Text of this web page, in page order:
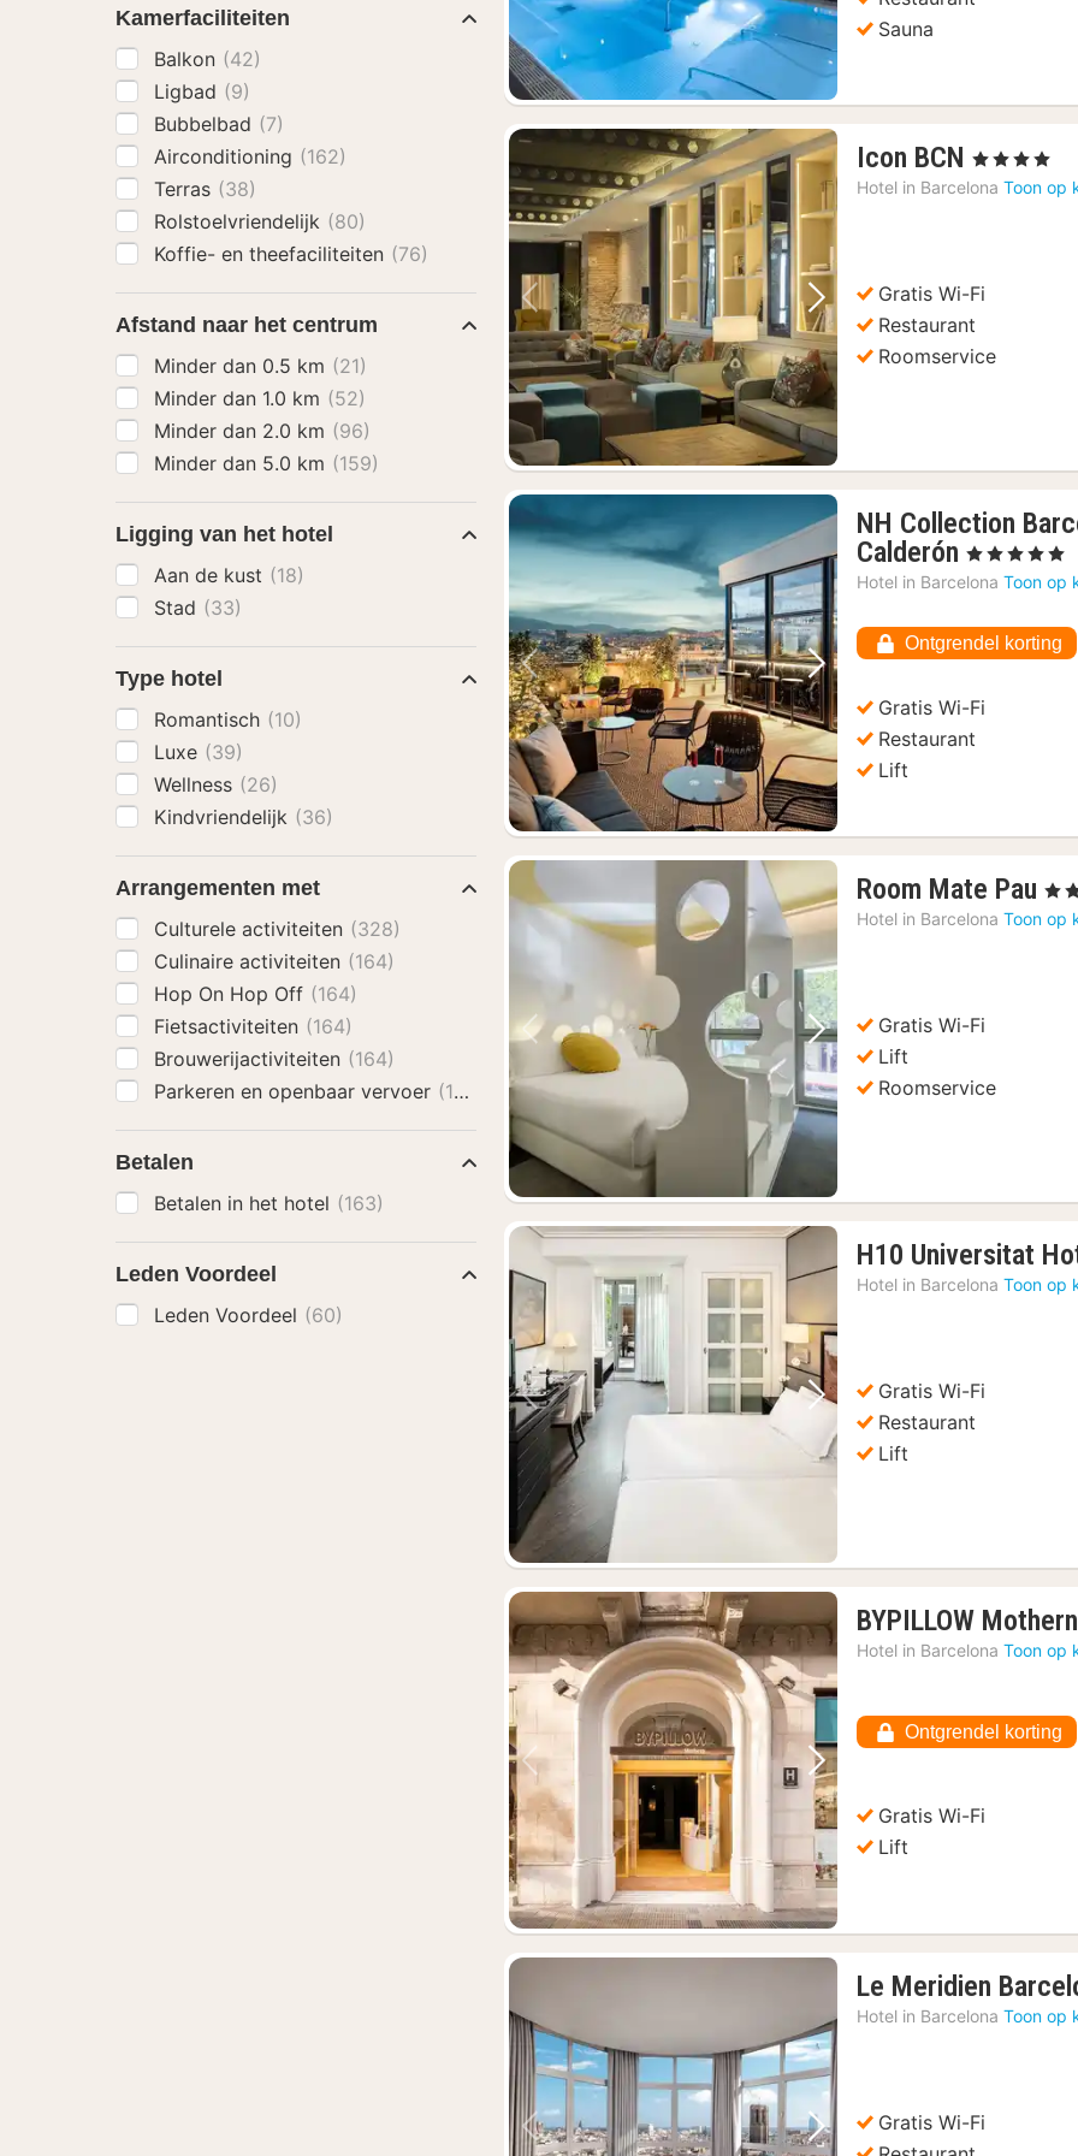
Sauna
Vorige foto Volgende foto
Icon BCN 1
nacht
, 4 Sterren
Hotel in Barcelona Toon op
Gratis Wi-Fi
Restaurant
Roomservice
Vorige foto Volgende foto
NH Collection
Calderón 1
nacht
205,45
€
, 5 Sterren
Hotel in Barcelona Toon op
Ontgrendel korting
Gratis Wi-Fi
Restaurant
Lift
Vorige foto Volgende foto
Room Mate Pau 1
, 3
Hotel in Barcelona Toon op
Gratis Wi-Fi
Lift
Roomservice
Vorige foto Volgende foto
H10 Universitat
Hotel in Barcelona Toon op
Gratis Wi-Fi
Restaurant
Lift
Vorige foto Volgende foto
BYPILLOW Mothern
Hotel in Barcelona Toon op
Ontgrendel korting
Gratis Wi-Fi
Lift
Vorige foto Volgende foto
Le Meridien
Hotel in Barcelona Toon op
Gratis Wi-Fi
Kamerfaciliteiten
Balkon (42)
Ligbad (9)
Bubbelbad (7)
Airconditioning (162)
Terras (38)
Rolstoelvriendelijk (80)
Koffie- en theefaciliteiten (76)
Afstand naar het centrum
Minder dan 0.5 km (21)
Minder dan 1.0 km (52)
Minder dan 2.0 km (96)
Minder dan 5.0 km (159)
Ligging van het hotel
Aan de kust (18)
Stad (33)
Type hotel
Romantisch (10)
Luxe (39)
Wellness (26)
Kindvriendelijk (36)
Arrangementen met
Culturele activiteiten (328)
Culinaire activiteiten (164)
Hop On Hop Off (164)
Fietsactiviteiten (164)
Brouwerijactiviteiten (164)
Parkeren en openbaar vervoer (164)
Betalen
Betalen in het hotel (163)
Leden Voordeel
Leden Voordeel (60)